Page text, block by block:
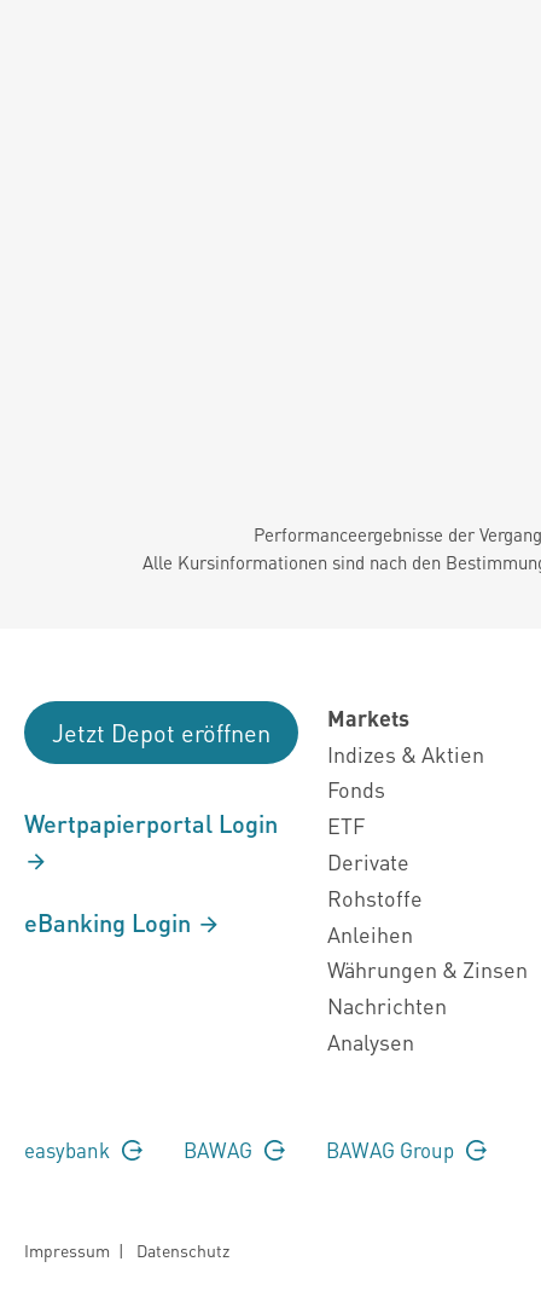
Performanceergebnisse der
Alle Kursinformationen sind nach den
Jetzt Depot eröffnen
Wertpapierportal Login
eBanking Login
Markets
Indizes & Aktien
Fonds
ETF
Derivate
Rohstoffe
Anleihen
Währungen & Zinsen
Nachrichten
Analysen
easybank BAWAG BAWAG Group
Impressum | Datenschutz